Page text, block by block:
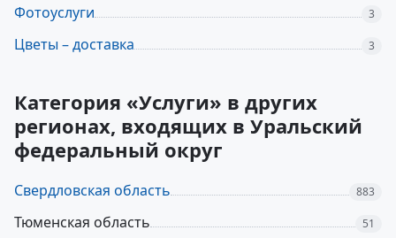
Фотоуслуги 3
Цветы – доставка 3
Категория «Услуги» в других
регионах, входящих в Уральский
федеральный округ
Свердловская область 883
Тюменская область 51